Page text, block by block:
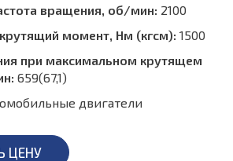
вращения, об/мин: 2100
момент, Нм (кгсм): 1500
при максимальном крутящем
659(67,1)
двигатели
ЦЕНУ